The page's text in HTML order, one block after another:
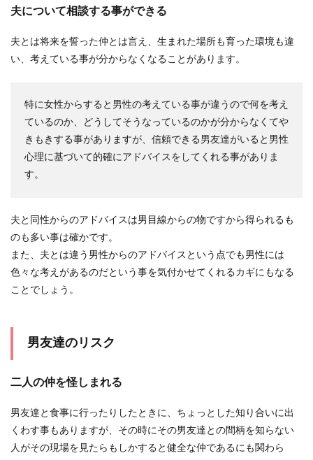
夫について相談する事ができる
夫とは将来を誓った仲とは言え、生まれた場所も育った環境も違
い、考えている事が分からなくなることがあります。
特に女性からすると男性の考えている事が違うので何を考え
ているのか、どうしてそうなっているのかが分からなくてや
きもきする事がありますが、信頼できる男友達がいると男性
心理に基づいて的確にアドバイスをしてくれる事がありま
す。
夫と同性からのアドバイスは男目線からの物ですから得られるも
のも多い事は確かです。
また、夫とは違う男性からのアドバイスという点でも男性には
色々な考えがあるのだという事を気付かせてくれるカギにもなる
ことでしょう。
男友達のリスク
二人の仲を怪しまれる
男友達と食事に行ったりしたときに、ちょっとした知り合いに出
くわす事もありますが、その時にその男友達との間柄を知らない
人がその現場を見たらもしかすると健全な仲であるにも関わら